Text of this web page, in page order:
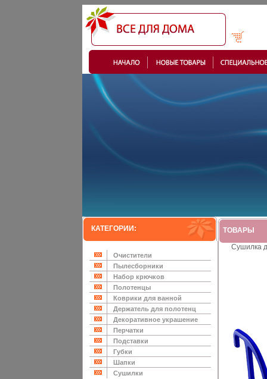
КАТЕГОРИИ:
Очистители
Пылесборники
Набор крючков
Полотенцы
Коврики для ванной
Держатель для полотенц
Декоративное украшение
Перчатки
Подставки
Губки
Шапки
Сушилки
ТОВАРЫ
Сушилка